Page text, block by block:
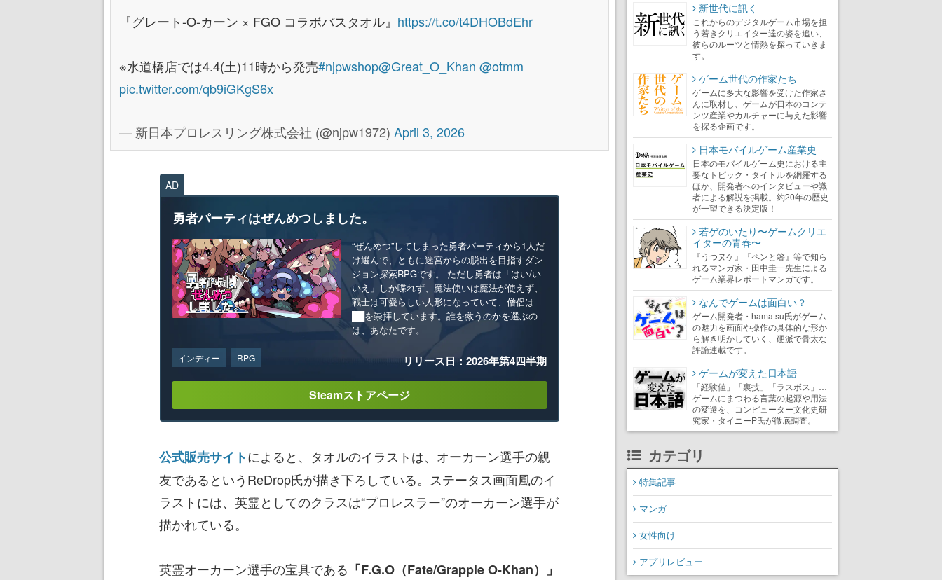
『グレート-O-カーン × FGO コラボバスタオル』 https://t.co/t4DHOBdEhr
※水道橋店では4.4(土)11時から発売#njpwshop@Great_O_Khan @otmm
pic.twitter.com/qb9iGKgS6x
— 新日本プロレスリング株式会社 (@njpw1972) April 3, 2026
AD
勇者パーティはぜんめつしました。
“ぜんめつ”してしまった勇者パーティから1人だ
け選んで、ともに迷宮からの脱出を目指すダン
ジョン探索RPGです。 ただし勇者は「はい/い
いえ」しか喋れず、魔法使いは魔法が使えず、
戦士は可愛らしい人形になっていて、僧侶は
██を崇拝しています。誰を救うのかを選ぶの
は、あなたです。
インディー RPG リリース日：2026年第4四半期
Steamストアページ
公式販売サイトによると、タオルのイラストは、オーカーン選手の親
友であるというReDrop氏が描き下ろしている。ステータス画面風のイ
ラストには、英霊としてのクラスは“プロレスラー”のオーカーン選手が
描かれている。
英霊オーカーン選手の宝具である 「F.G.O（Fate/Grapple O-Khan）」
新世代に訊く
これからのデジタルゲーム市場を担
う若きクリエイター達の姿を追い、
彼らのルーツと情熱を探っていきま
す。
ゲーム世代の作家たち
ゲームに多大な影響を受けた作家さ
んに取材し、ゲームが日本のコンテ
ンツ産業やカルチャーに与えた影響
を探る企画です。
日本モバイルゲーム産業史
日本のモバイルゲーム史における主
要なトピック・タイトルを網羅する
ほか、開発者へのインタビューや識
者による解説を掲載。約20年の歴史
が一望できる決定版！
若ゲのいたり〜ゲームクリエ
イターの青春〜
『うつヌケ』『ペンと箸』等で知ら
れるマンガ家・田中圭一先生による
ゲーム業界レポートマンガです。
なんでゲームは面白い？
ゲーム開発者・hamatsu氏がゲーム
の魅力を画面や操作の具体的な形か
ら解き明かしていく、硬派で骨太な
評論連載です。
ゲームが変えた日本語
「経験値」「裏技」「ラスボス」…
ゲームにまつわる言葉の起源や用法
の変遷を、コンピューター文化史研
究家・タイニーP氏が徹底調査。
カテゴリ
特集記事
マンガ
女性向け
アプリレビュー